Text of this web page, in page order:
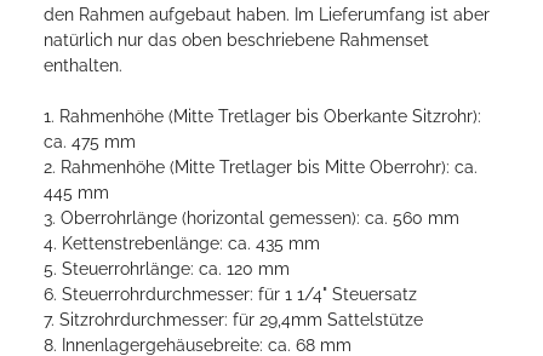
den Rahmen aufgebaut haben. Im Lieferumfang ist aber
natürlich nur das oben beschriebene Rahmenset
enthalten.
1. Rahmenhöhe (Mitte Tretlager bis Oberkante Sitzrohr):
ca. 475 mm
2. Rahmenhöhe (Mitte Tretlager bis Mitte Oberrohr): ca.
445 mm
3. Oberrohrlänge (horizontal gemessen): ca. 560 mm
4. Kettenstrebenlänge: ca. 435 mm
5. Steuerrohrlänge: ca. 120 mm
6. Steuerrohrdurchmesser: für 1 1/4" Steuersatz
7. Sitzrohrdurchmesser: für 29,4mm Sattelstütze
8. Innenlagergehäusebreite: ca. 68 mm